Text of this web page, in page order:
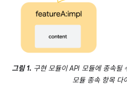
그림 1. 구현 모듈이 API 모듈에 종속될
모듈 종속 항목 다